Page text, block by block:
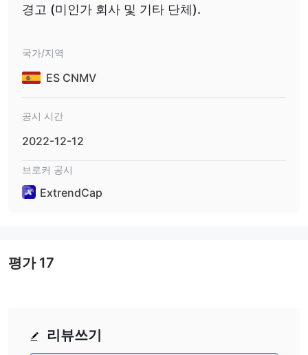
경고 (미인가 회사 및 기타 단체).
국가/지역
ES CNMV
공시 시간
2022-12-12
브로커 공시
ExtrendCap
리뷰쓰기
평가17